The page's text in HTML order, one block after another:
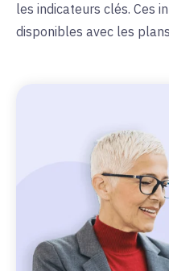
les indicateurs clés. Ces
disponibles avec les